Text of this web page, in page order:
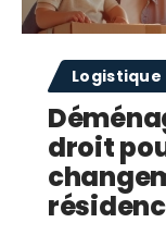
Logistique
droit